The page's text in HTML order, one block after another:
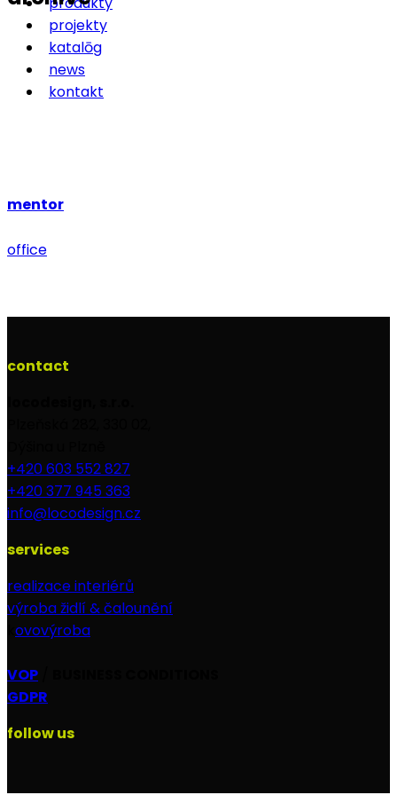
projekty
katalōg
news
kontakt
mentor
office
contact
+420 603 552 827
+420 377 945 363
info@locodesign.cz
services
realizace interiérů
výroba židlí & čalounění
ovovýroba
VOP
GDPR
follow us